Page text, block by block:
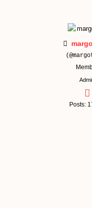
Posts: